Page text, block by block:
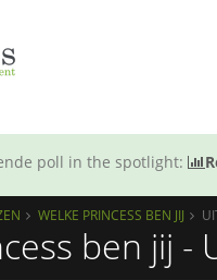
poll in the spotlight:
WELKE PRINCESS BEN JIJ
ben jij -